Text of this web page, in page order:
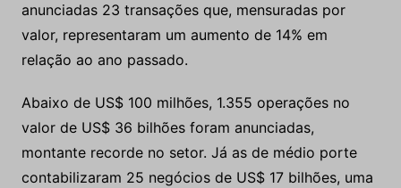
anunciadas 23 transações que, mensuradas por
valor, representaram um aumento de 14% em
relação ao ano passado.
Abaixo de US$ 100 milhões, 1.355 operações no
valor de US$ 36 bilhões foram anunciadas,
montante recorde no setor. Já as de médio porte
contabilizaram 25 negócios de US$ 17 bilhões, uma